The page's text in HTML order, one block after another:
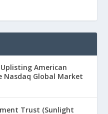
American
Nasdaq Global Market
Trust (Sunlight